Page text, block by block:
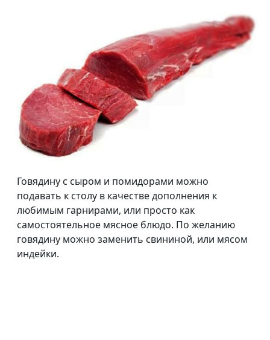
Говядину с сыром и помидорами можно
подавать к столу в качестве дополнения к
любимым гарнирами, или просто как
самостоятельное мясное блюдо. По желанию
говядину можно заменить свининой, или мясом
индейки.